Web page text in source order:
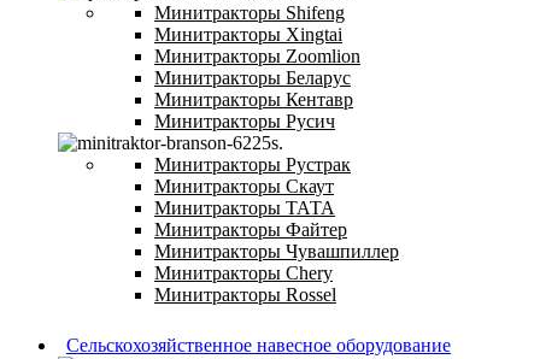
Минитракторы Shifeng
Минитракторы Xingtai
Минитракторы Zoomlion
Минитракторы Беларус
Минитракторы Кентавр
Минитракторы Русич
Минитракторы Рустрак
Минитракторы Скаут
Минитракторы ТАТА
Минитракторы Файтер
Минитракторы Чувашпиллер
Минитракторы Chery
Минитракторы Rossel
Сельскохозяйственное навесное оборудование